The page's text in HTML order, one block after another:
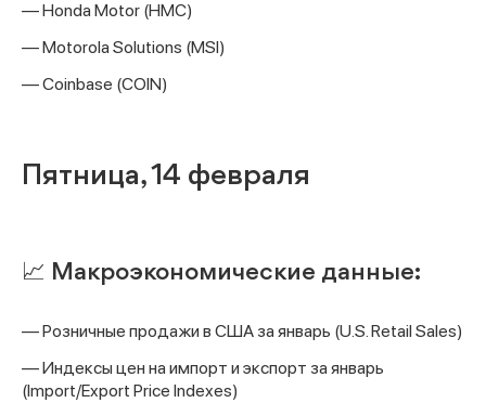
— Honda Motor (HMC)
— Motorola Solutions (MSI)
— Coinbase (COIN)
Пятница, 14 февраля
📈 Макроэкономические данные:
— Розничные продажи в США за январь (U.S. Retail Sales)
— Индексы цен на импорт и экспорт за январь
(Import/Export Price Indexes)